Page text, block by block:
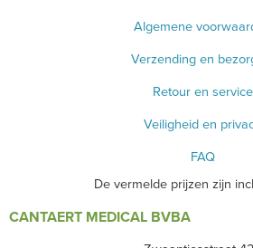
Algemene
Verzending en
Retour en service
Veiligheid en
FAQ
De vermelde prijzen zijn
CANTAERT MEDICAL BVBA